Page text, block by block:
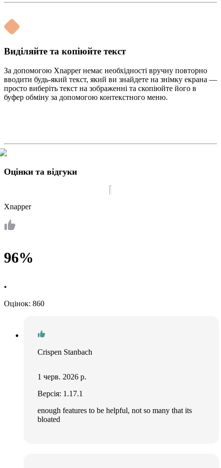
Виділяйте та копіюйте текст
За допомогою Xnapper немає необхідності вручну повторно
вводити будь-який текст, який ви знайдете на знімку екрана —
просто виберіть текст на зображенні та скопіюйте його в
буфер обміну за допомогою контекстного меню.
Оцінки та відгуки
Xnapper
96%
•
Оцінок: 860
Crispen Stanbach
1 черв. 2026 р.
Версія: 1.17.1
enough features to be helpful, not so many that its
bloated